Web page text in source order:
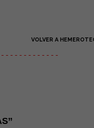
VOLVER A
- - - - - - - - - - - -